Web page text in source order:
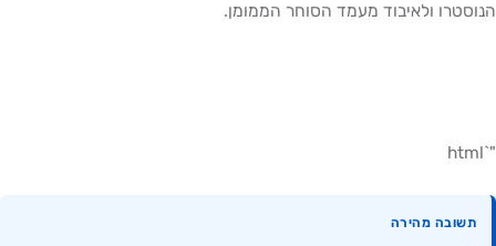
ולאיבוד מעמד הסוחר הממומן.
מהירה